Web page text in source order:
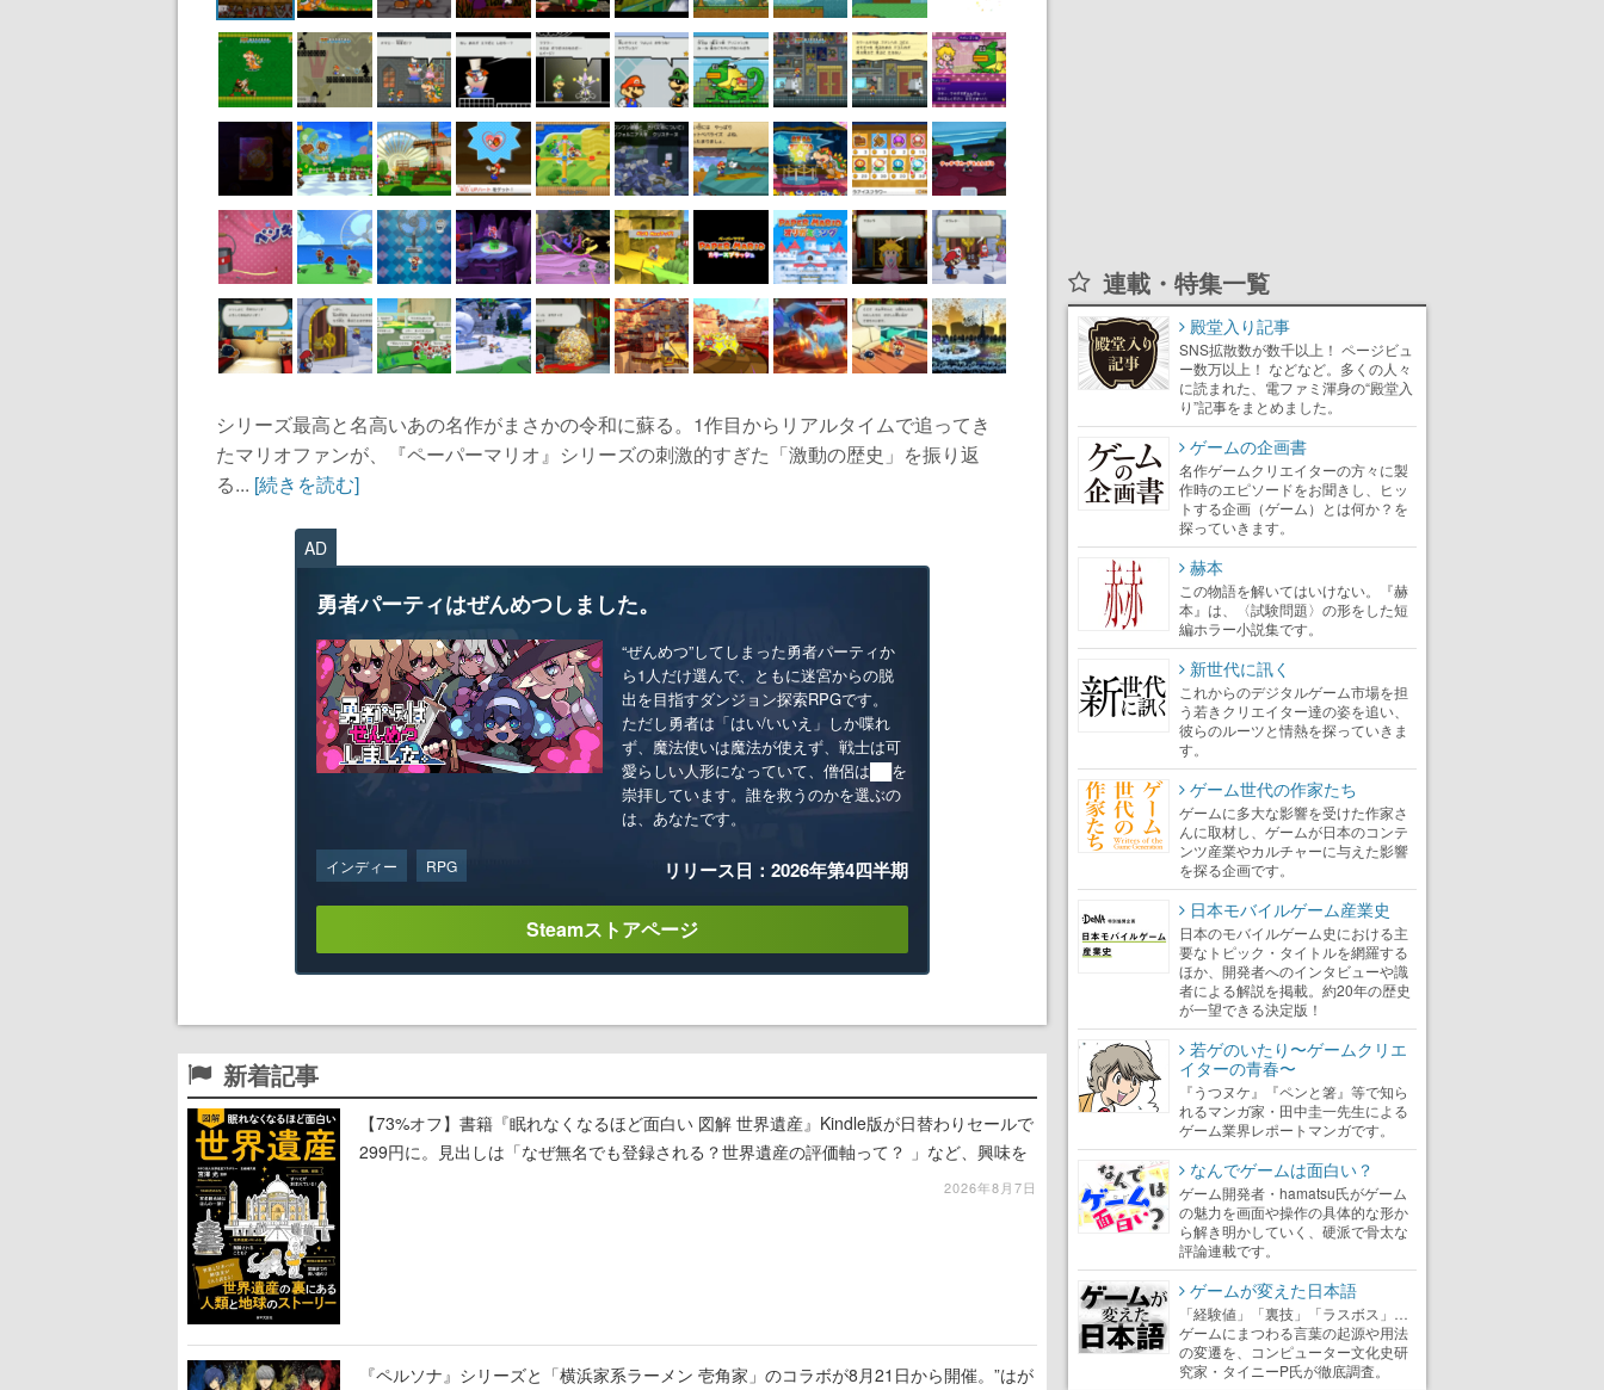
シリーズ最高と名高いあの名作がまさかの令和に蘇る。1作目からリアルタイムで追ってき
たマリオファンが、『ペーパーマリオ』シリーズの刺激的すぎた「激動の歴史」を振り返
る... [続きを読む]
AD
勇者パーティはぜんめつしました。
“ぜんめつ”してしまった勇者パーティか
ら1人だけ選んで、ともに迷宮からの脱
出を目指すダンジョン探索RPGです。
ただし勇者は「はい/いいえ」しか喋れ
ず、魔法使いは魔法が使えず、戦士は可
愛らしい人形になっていて、僧侶は██を
崇拝しています。誰を救うのかを選ぶの
は、あなたです。
インディー RPG リリース日：2026年第4四半期
Steamストアページ
新着記事
【73%オフ】書籍『眠れなくなるほど面白い 図解 世界遺産』Kindle版が日替わりセールで
299円に。見出しは「なぜ無名でも登録される？世界遺産の評価軸って？ 」など、興味を
2026年8月7日
『ペルソナ』シリーズと「横浜家系ラーメン 壱角家」のコラボが8月21日から開催。”はが
連載・特集一覧
殿堂入り記事
SNS拡散数が数千以上！ ページビュ
ー数万以上！ などなど。多くの人々
に読まれた、電ファミ渾身の“殿堂入
り”記事をまとめました。
ゲームの企画書
名作ゲームクリエイターの方々に製
作時のエピソードをお聞きし、ヒッ
トする企画（ゲーム）とは何か？を
探っていきます。
赫本
この物語を解いてはいけない。『赫
本』は、〈試験問題〉の形をした短
編ホラー小説集です。
新世代に訊く
これからのデジタルゲーム市場を担
う若きクリエイター達の姿を追い、
彼らのルーツと情熱を探っていきま
す。
ゲーム世代の作家たち
ゲームに多大な影響を受けた作家さ
んに取材し、ゲームが日本のコンテ
ンツ産業やカルチャーに与えた影響
を探る企画です。
日本モバイルゲーム産業史
日本のモバイルゲーム史における主
要なトピック・タイトルを網羅する
ほか、開発者へのインタビューや識
者による解説を掲載。約20年の歴史
が一望できる決定版！
若ゲのいたり〜ゲームクリエ
イターの青春〜
『うつヌケ』『ペンと箸』等で知ら
れるマンガ家・田中圭一先生による
ゲーム業界レポートマンガです。
なんでゲームは面白い？
ゲーム開発者・hamatsu氏がゲーム
の魅力を画面や操作の具体的な形か
ら解き明かしていく、硬派で骨太な
評論連載です。
ゲームが変えた日本語
「経験値」「裏技」「ラスボス」…
ゲームにまつわる言葉の起源や用法
の変遷を、コンピューター文化史研
究家・タイニーP氏が徹底調査。